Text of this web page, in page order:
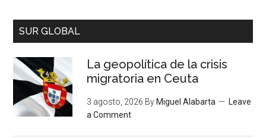
SUR GLOBAL
La geopolítica de la crisis
migratoria en Ceuta
3 agosto, 2026 By Miguel Alabarta
Leave
a Comment